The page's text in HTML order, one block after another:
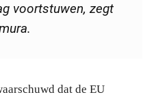
voortstuwen, zegt
dat de EU